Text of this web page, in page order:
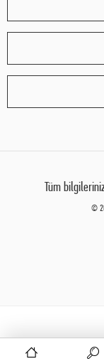
Tüm
©